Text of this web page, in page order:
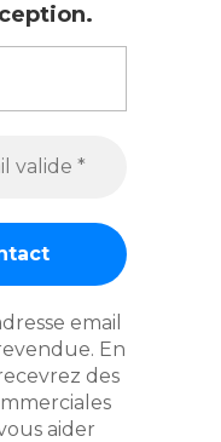
email
En
des
aider